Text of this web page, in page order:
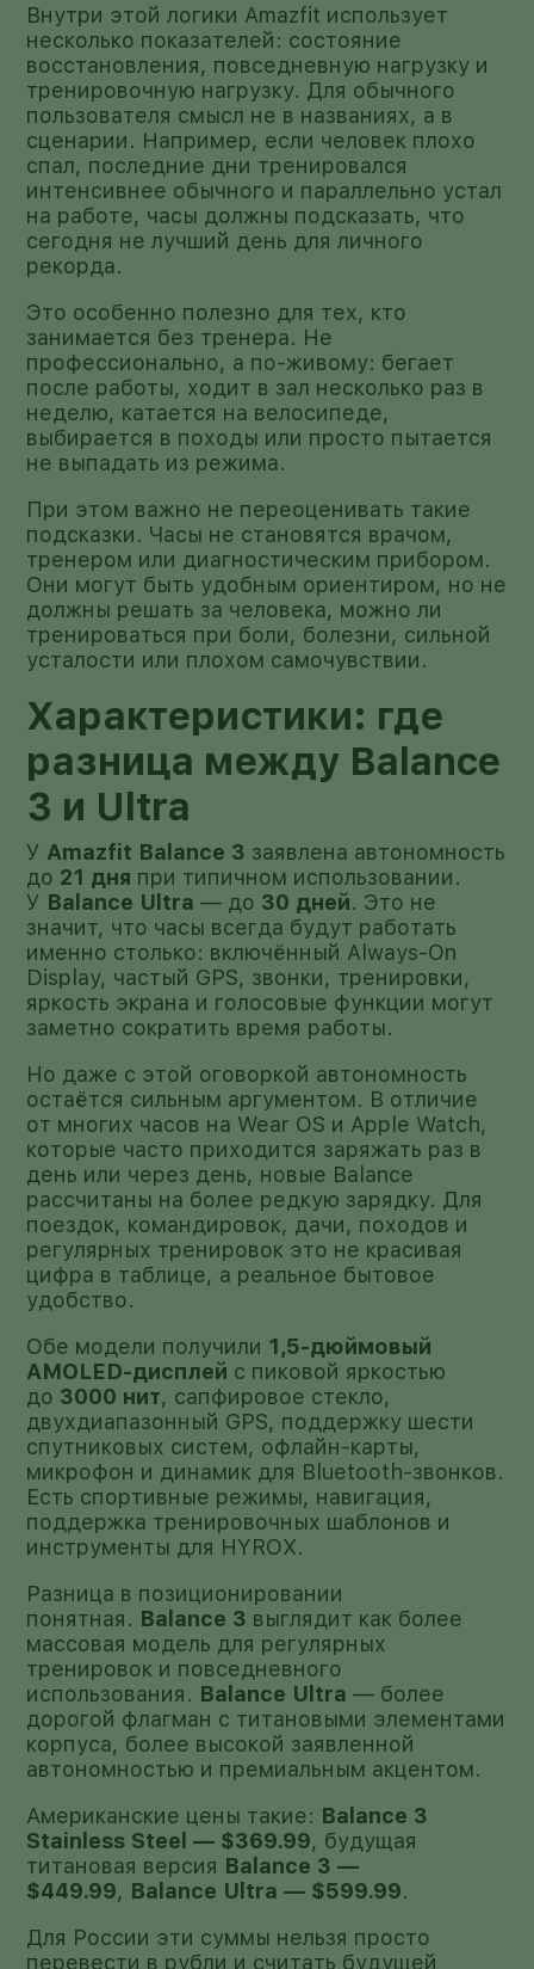
Внутри этой логики Amazfit использует
несколько показателей: состояние
восстановления, повседневную нагрузку и
тренировочную нагрузку. Для обычного
пользователя смысл не в названиях, а в
сценарии. Например, если человек плохо
спал, последние дни тренировался
интенсивнее обычного и параллельно устал
на работе, часы должны подсказать, что
сегодня не лучший день для личного
рекорда.
Это особенно полезно для тех, кто
занимается без тренера. Не
профессионально, а по-живому: бегает
после работы, ходит в зал несколько раз в
неделю, катается на велосипеде,
выбирается в походы или просто пытается
не выпадать из режима.
При этом важно не переоценивать такие
подсказки. Часы не становятся врачом,
тренером или диагностическим прибором.
Они могут быть удобным ориентиром, но не
должны решать за человека, можно ли
тренироваться при боли, болезни, сильной
усталости или плохом самочувствии.
Характеристики: где
разница между Balance
3 и Ultra
У Amazfit Balance 3 заявлена автономность
до 21 дня при типичном использовании.
У Balance Ultra — до 30 дней. Это не
значит, что часы всегда будут работать
именно столько: включённый Always-On
Display, частый GPS, звонки, тренировки,
яркость экрана и голосовые функции могут
заметно сократить время работы.
Но даже с этой оговоркой автономность
остаётся сильным аргументом. В отличие
от многих часов на Wear OS и Apple Watch,
которые часто приходится заряжать раз в
день или через день, новые Balance
рассчитаны на более редкую зарядку. Для
поездок, командировок, дачи, походов и
регулярных тренировок это не красивая
цифра в таблице, а реальное бытовое
удобство.
Обе модели получили 1,5-дюймовый
AMOLED-дисплей с пиковой яркостью
до 3000 нит, сапфировое стекло,
двухдиапазонный GPS, поддержку шести
спутниковых систем, офлайн-карты,
микрофон и динамик для Bluetooth-звонков.
Есть спортивные режимы, навигация,
поддержка тренировочных шаблонов и
инструменты для HYROX.
Разница в позиционировании
понятная. Balance 3 выглядит как более
массовая модель для регулярных
тренировок и повседневного
использования. Balance Ultra — более
дорогой флагман с титановыми элементами
корпуса, более высокой заявленной
автономностью и премиальным акцентом.
Американские цены такие: Balance 3
Stainless Steel — $369.99, будущая
титановая версия Balance 3 —
$449.99, Balance Ultra — $599.99.
Для России эти суммы нельзя просто
перевести в рубли и считать будущей